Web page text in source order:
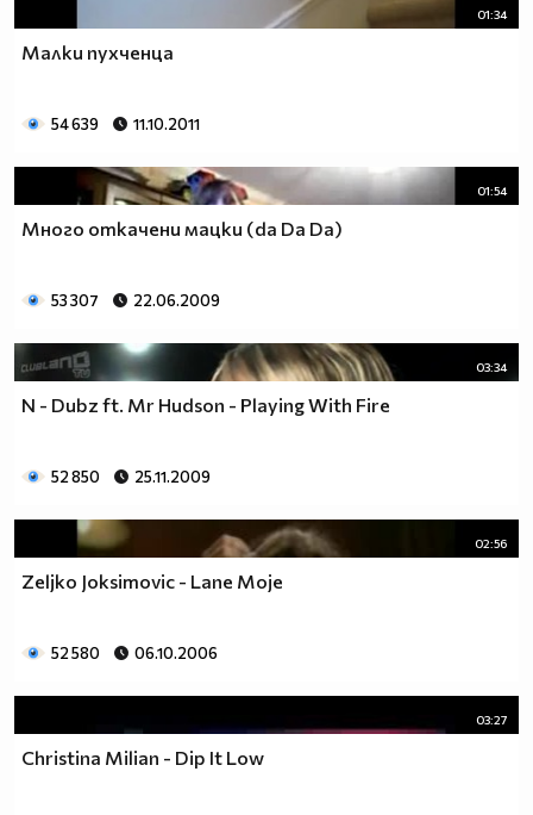
01:34
Малки пухченца
54 639 11.10.2011
01:54
Много откачени мацки (da Da Da)
53 307 22.06.2009
03:34
N - Dubz ft. Mr Hudson - Playing With Fire
52 850 25.11.2009
02:56
Zeljko Joksimovic - Lane Moje
52 580 06.10.2006
03:27
Christina Milian - Dip It Low